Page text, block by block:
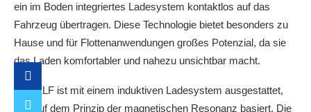
ein im Boden integriertes Ladesystem kontaktlos auf das
Fahrzeug übertragen. Diese Technologie bietet besonders zu
Hause und für Flottenanwendungen großes Potenzial, da sie
das Laden komfortabler und nahezu unsichtbar macht.
Das ELF ist mit einem induktiven Ladesystem ausgestattet,
das auf dem Prinzip der magnetischen Resonanz basiert. Die